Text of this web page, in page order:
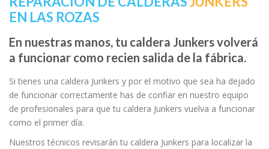
EN LAS ROZAS
En nuestras manos, tu caldera Junkers volverá
a funcionar como recien salida de la fábrica.
Si tienes una caldera Junkers y por el motivo que sea ha dejado
de funcionar correctamente has de confiar en nuestro equipo
de profesionales para que tu caldera Junkers vuelva a funcionar
como el primer día.
Nuestros técnicos revisarán tu caldera Junkers para localizar la